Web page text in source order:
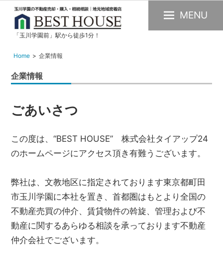
玉
川
園
不
動
産
購
入・
却・
賃
貸・
管
理
「玉川学園前」駅から徒歩1分！
MENU
Home 企業情報
企業情報
ごあいさつ
この度は、“BEST HOUSE” 株式会社タイアップ24
のホームページにアクセス頂き有難うございます。
弊社は、文教地区に指定されております東京都町田
市玉川学園に本社を置き、首都圏はもとより全国の
不動産売買の仲介、賃貸物件の斡旋、管理および不
動産に関するあらゆる相談を承っております不動産
仲介会社でございます。